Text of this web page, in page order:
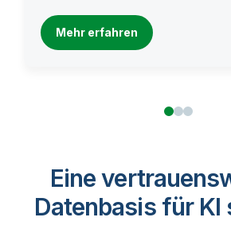
Mehr erfahren
Eine
Datenbasis für KI